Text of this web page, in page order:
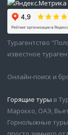
Турагентство
известное
Онлайн-поиск и
Горящие туры в
Марокко, ОАЭ,
Горнолыжные